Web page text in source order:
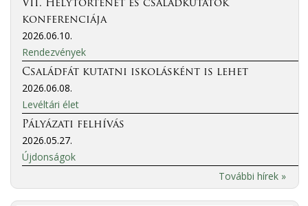
VII. Helytörténet és családkutatók
konferenciája
2026.06.10.
Rendezvények
Családfát kutatni iskolásként is lehet
2026.06.08.
Levéltári élet
Pályázati felhívás
2026.05.27.
Újdonságok
További hírek »